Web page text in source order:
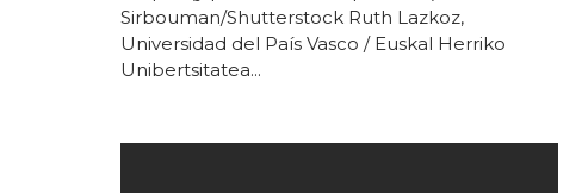
Sirbouman/Shutterstock Ruth Lazkoz,
Universidad del País Vasco / Euskal Herriko
Unibertsitatea...